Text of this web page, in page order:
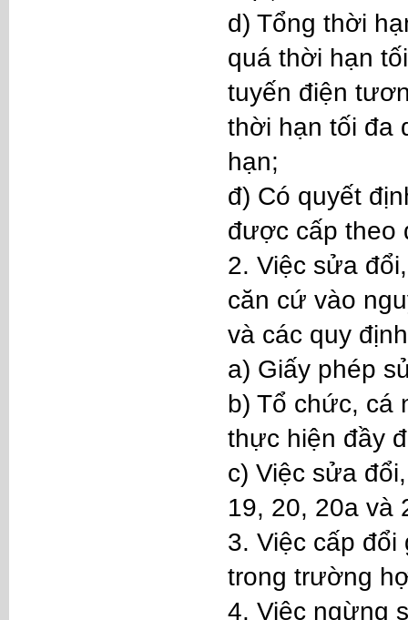
d) Tổng thời
quá thời hạn
tuyến điện
thời hạn tối đa
hạn;
đ) Có quyết
được cấp theo
2. Việc sửa
căn cứ vào
và các quy
a) Giấy phép
b) Tổ chức, cá
thực hiện đầy
c) Việc sửa
19, 20, 20a và
3. Việc cấp
trong trường
4. Việc ngừng